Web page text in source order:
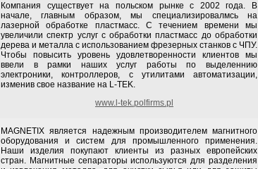
Компания существует на польском рынке с 2002 года. В
начале, главным образом, мы специализировалмсь на
лазерной обработке пластмасс. С течением времени мы
увеличили спектр услуг с обработки пластмасс до обработки
дерева и металла с использованием фрезерных станков с ЧПУ.
Чтобы повысить уровень удовлетворенности клиентов мы
ввели в рамки наших услуг работы по выделеннию
электроники, контроллеров, с утилитами автоматизации,
изменив свое название на L-TEK.
www.l-tek.polfirms.pl
MAGNETIX является надежным производителем магнитного
оборудования и систем для промышленного применения.
Наши изделия покупают клиенты из разных европейских
стран. Магнитные сепараторы используются для разделения